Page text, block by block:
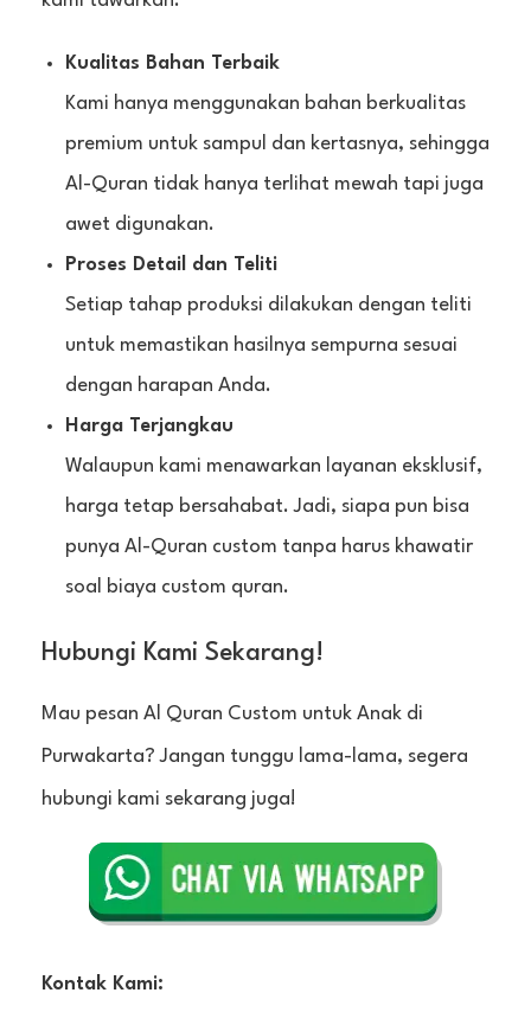
Kualitas Bahan Terbaik
Kami hanya menggunakan bahan berkualitas
premium untuk sampul dan kertasnya, sehingga
Al-Quran tidak hanya terlihat mewah tapi juga
awet digunakan.
Proses Detail dan Teliti
Setiap tahap produksi dilakukan dengan teliti
untuk memastikan hasilnya sempurna sesuai
dengan harapan Anda.
Harga Terjangkau
Walaupun kami menawarkan layanan eksklusif,
harga tetap bersahabat. Jadi, siapa pun bisa
punya Al-Quran custom tanpa harus khawatir
soal biaya custom quran.
Hubungi Kami Sekarang!
Mau pesan Al Quran Custom untuk Anak di
Purwakarta? Jangan tunggu lama-lama, segera
hubungi kami sekarang juga!
Kontak Kami: